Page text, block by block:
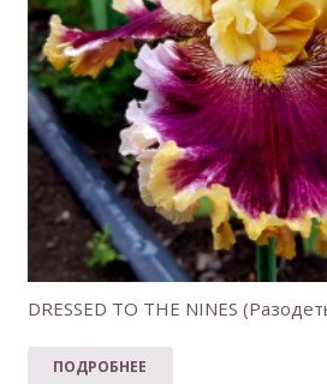
DRESSED TO THE NINES
ПОДРОБНЕЕ